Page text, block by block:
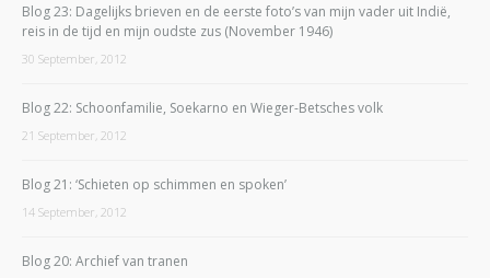
Blog 23: Dagelijks brieven en de eerste foto’s van mijn vader uit Indië,
reis in de tijd en mijn oudste zus (November 1946)
30 September, 2012
Blog 22: Schoonfamilie, Soekarno en Wieger-Betsches volk
21 September, 2012
Blog 21: ‘Schieten op schimmen en spoken’
14 September, 2012
Blog 20: Archief van tranen